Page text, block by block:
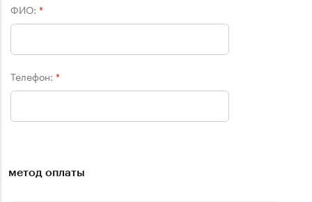
ФИО: *
Телефон: *
метод оплаты